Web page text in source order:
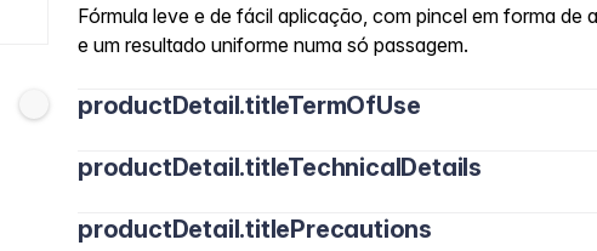
Fórmula leve e de fácil aplicação, com pincel em forma de
e um resultado uniforme numa só passagem.
productDetail.titleTermOfUse
productDetail.titleTechnicalDetails
productDetail.titlePrecautions